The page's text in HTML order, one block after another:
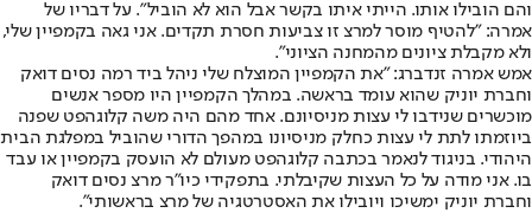
והם הובילו אותו. הייתי איתו בקשר אבל הוא לא הוביל". על דבריו של
אמרה: "להטיף מוסר למרצ זו צביעות חסרת תקדים. אני גאה בקמפיין שלי,
ולא מקבלת ציונים מהמחנה הציוני".
אמש אמרה זנדברג: "את הקמפיין המוצלח שלי ניהל ביד רמה נסים דואק
וחברת יוניק שהוא עומד בראשה. במהלך הקמפיין היו מספר אנשים
מוכשרים שנידבו לי עצות מניסיונם. אחד מהם היה משה קלוגהפט שפנה
ביוזמתו לתת לי עצות כחלק מניסיונו במהפך הדורי שהוביל במפלגת הבית
היהודי. בניגוד לנאמר בכתבה קלוגהפט מעולם לא הועסק בקמפיין או עבד
בו. אני מודה על כל העצות שקיבלתי. בתפקידי כיו"ר מרצ נסים דואק
וחברת יוניק ימשיכו ויובילו את האסטרטגיה של מרצ בראשותי".